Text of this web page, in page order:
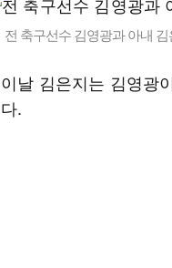
전 축구선수 김영광과 아내
이날 김은지는 김영광
다.